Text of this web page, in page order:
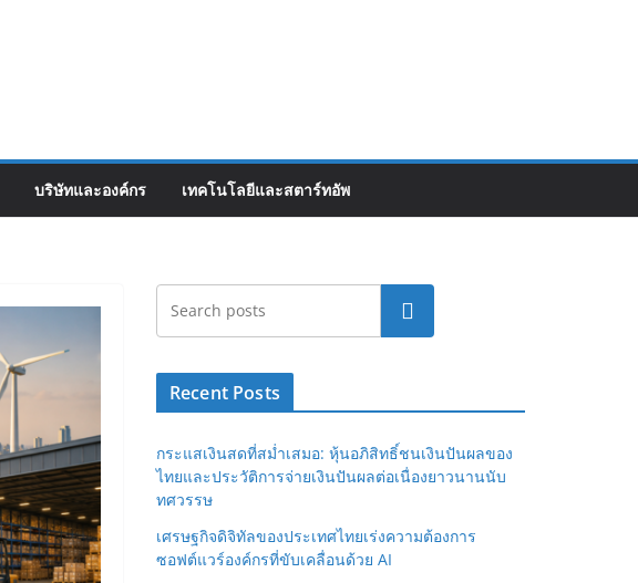
บริษัทและองค์กร เทคโนโลยีและสตาร์ทอัพ
Search
Recent Posts
กระแสเงินสดที่สม่ำเสมอ: หุ้นอภิสิทธิ์ชนเงินปันผลของ
ไทยและประวัติการจ่ายเงินปันผลต่อเนื่องยาวนานนับ
ทศวรรษ
เศรษฐกิจดิจิทัลของประเทศไทยเร่งความต้องการ
ซอฟต์แวร์องค์กรที่ขับเคลื่อนด้วย AI